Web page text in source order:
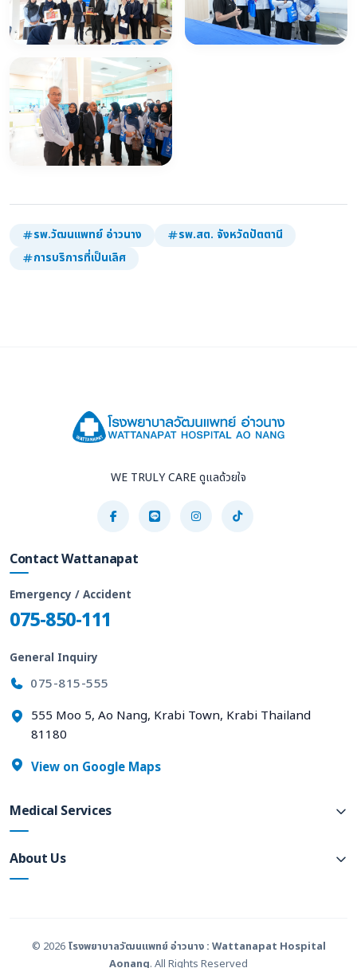
รพ.วัฒนแพทย์ อ่าวนาง
รพ.สต. จังหวัดปัตตานี
การบริการที่เป็นเลิศ
WE TRULY CARE ดูแลด้วยใจ
Contact Wattanapat
Emergency / Accident
075-850-111
General Inquiry
075-815-555
555 Moo 5, Ao Nang, Krabi Town, Krabi Thailand
81180
View on Google Maps
Medical Services
About Us
© 2026 โรงพยาบาลวัฒนแพทย์ อ่าวนาง : Wattanapat Hospital
Aonang. All Rights Reserved